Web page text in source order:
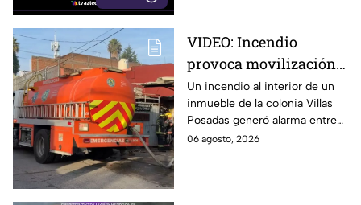
VIDEO: Incendio
provoca movilización
en la colonia Villas
Posadas, en Puebla,
HOY jueves
Un incendio al interior de un
inmueble de la colonia Villas
Posadas generó alarma entre
vecinos y mantiene
06 agosto, 2026